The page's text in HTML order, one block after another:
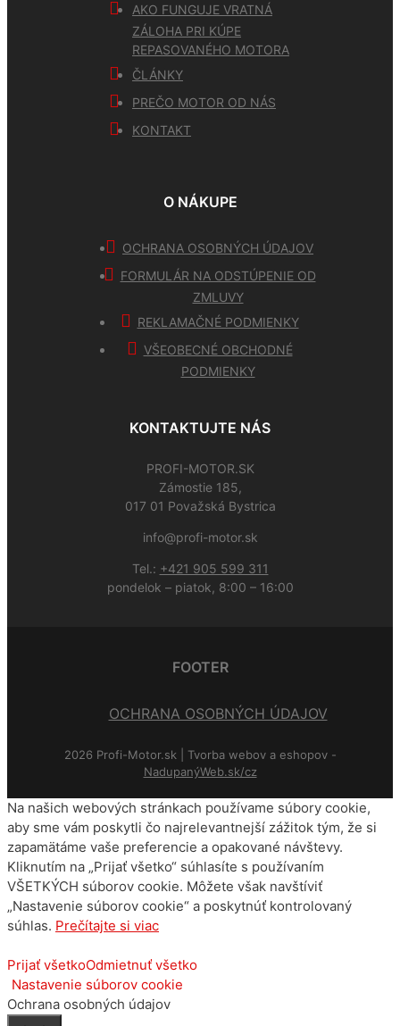
AKO FUNGUJE VRATNÁ
ZÁLOHA PRI KÚPE
REPASOVANÉHO MOTORA
ČLÁNKY
PREČO MOTOR OD NÁS
KONTAKT
O NÁKUPE
OCHRANA OSOBNÝCH ÚDAJOV
FORMULÁR NA ODSTÚPENIE OD
ZMLUVY
REKLAMAČNÉ PODMIENKY
VŠEOBECNÉ OBCHODNÉ
PODMIENKY
KONTAKTUJTE NÁS
PROFI-MOTOR.SK
Zámostie 185,
017 01 Považská Bystrica
info@profi-motor.sk
Tel.: +421 905 599 311
pondelok – piatok, 8:00 – 16:00
FOOTER
OCHRANA OSOBNÝCH ÚDAJOV
2026 Profi-Motor.sk | Tvorba webov a eshopov -
NadupanýWeb.sk/cz
Na našich webových stránkach používame súbory cookie,
aby sme vám poskytli čo najrelevantnejší zážitok tým, že si
zapamätáme vaše preferencie a opakované návštevy.
Kliknutím na „Prijať všetko“ súhlasíte s používaním
VŠETKÝCH súborov cookie. Môžete však navštíviť
„Nastavenie súborov cookie“ a poskytnúť kontrolovaný
súhlas. Prečítajte si viac
Prijať všetkoOdmietnuť všetko
Nastavenie súborov cookie
Ochrana osobných údajov